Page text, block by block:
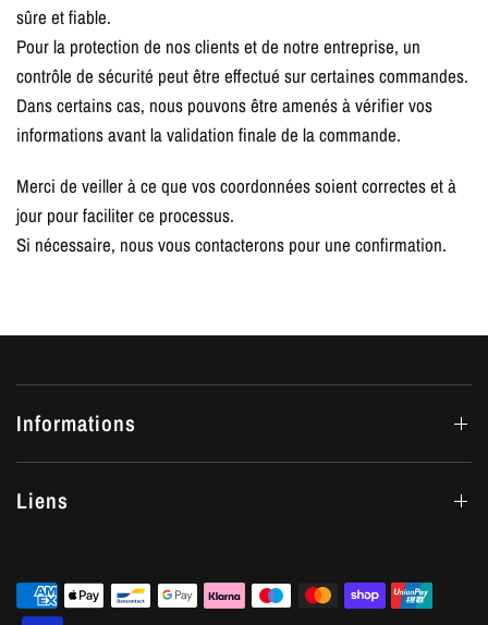
sûre et fiable.
Pour la protection de nos clients et de notre entreprise, un
contrôle de sécurité peut être effectué sur certaines commandes.
Dans certains cas, nous pouvons être amenés à vérifier vos
informations avant la validation finale de la commande.
Merci de veiller à ce que vos coordonnées soient correctes et à
jour pour faciliter ce processus.
Si nécessaire, nous vous contacterons pour une confirmation.
Informations
Liens